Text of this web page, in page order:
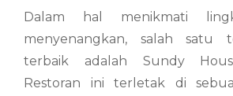
Dalam hal menikmati
menyenangkan, salah satu
terbaik adalah Sundy
Restoran ini terletak di